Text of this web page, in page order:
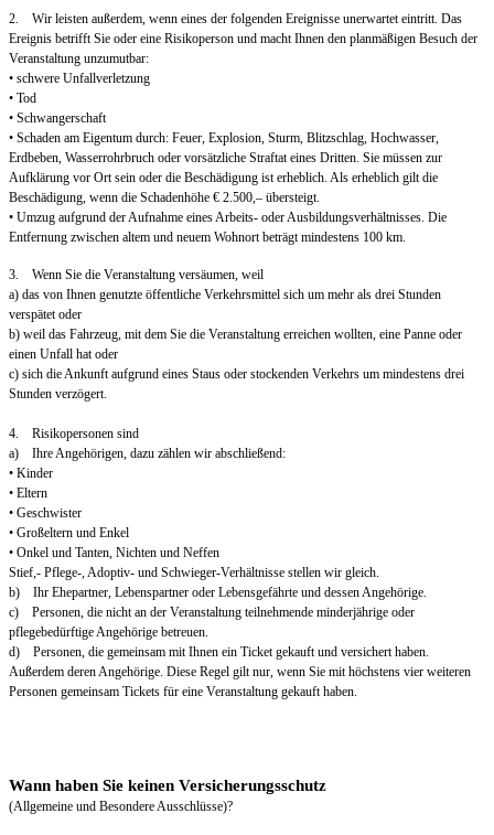
2. Wir leisten außerdem, wenn eines der folgenden Ereignisse unerwartet eintritt. Das
Ereignis betrifft Sie oder eine Risikoperson und macht Ihnen den planmäßigen Besuch der
Veranstaltung unzumutbar:
• schwere Unfallverletzung
• Tod
• Schwangerschaft
• Schaden am Eigentum durch: Feuer, Explosion, Sturm, Blitzschlag, Hochwasser,
Erdbeben, Wasserrohrbruch oder vorsätzliche Straftat eines Dritten. Sie müssen zur
Aufklärung vor Ort sein oder die Beschädigung ist erheblich. Als erheblich gilt die
Beschädigung, wenn die Schadenhöhe € 2.500,– übersteigt.
• Umzug aufgrund der Aufnahme eines Arbeits- oder Ausbildungsverhältnisses. Die
Entfernung zwischen altem und neuem Wohnort beträgt mindestens 100 km.
3. Wenn Sie die Veranstaltung versäumen, weil
a) das von Ihnen genutzte öffentliche Verkehrsmittel sich um mehr als drei Stunden
verspätet oder
b) weil das Fahrzeug, mit dem Sie die Veranstaltung erreichen wollten, eine Panne oder
einen Unfall hat oder
c) sich die Ankunft aufgrund eines Staus oder stockenden Verkehrs um mindestens drei
Stunden verzögert.
4. Risikopersonen sind
a) Ihre Angehörigen, dazu zählen wir abschließend:
• Kinder
• Eltern
• Geschwister
• Großeltern und Enkel
• Onkel und Tanten, Nichten und Neffen
Stief,- Pflege-, Adoptiv- und Schwieger-Verhältnisse stellen wir gleich.
b) Ihr Ehepartner, Lebenspartner oder Lebensgefährte und dessen Angehörige.
c) Personen, die nicht an der Veranstaltung teilnehmende minderjährige oder
pflegebedürftige Angehörige betreuen.
d) Personen, die gemeinsam mit Ihnen ein Ticket gekauft und versichert haben.
Außerdem deren Angehörige. Diese Regel gilt nur, wenn Sie mit höchstens vier weiteren
Personen gemeinsam Tickets für eine Veranstaltung gekauft haben.
Wann haben Sie keinen Versicherungsschutz
(Allgemeine und Besondere Ausschlüsse)?